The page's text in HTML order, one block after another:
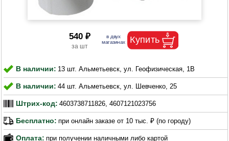
540 ₽
В наличии: 13 шт. Альметьевск, ул. Геофизическая, 1В
В наличии: 44 шт. Альметьевск, ул. Шевченко, 25
Штрих-код: 4603738711826, 4607121023756
Бесплатно: при онлайн заказе от 10 тыс. ₽ (по городу)
Оплата: при получении наличными либо картой